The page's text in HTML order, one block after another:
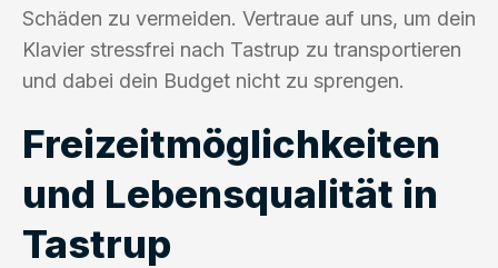
Schäden zu vermeiden. Vertraue auf uns, um dein
Klavier stressfrei nach Tastrup zu transportieren
und dabei dein Budget nicht zu sprengen.
Freizeitmöglichkeiten
und Lebensqualität in
Tastrup